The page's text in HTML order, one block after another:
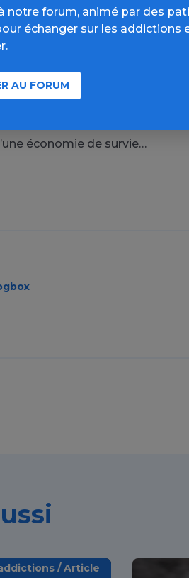
le trafic de cannabis est
parties prenantes du
et à fuir ce milieu et la Cité aux
du deal ne sont pas présentés
du trafic. On est loin ici
économie de survie…
/ Article
notre forum, animé par des
échanger sur les addictions
AU FORUM